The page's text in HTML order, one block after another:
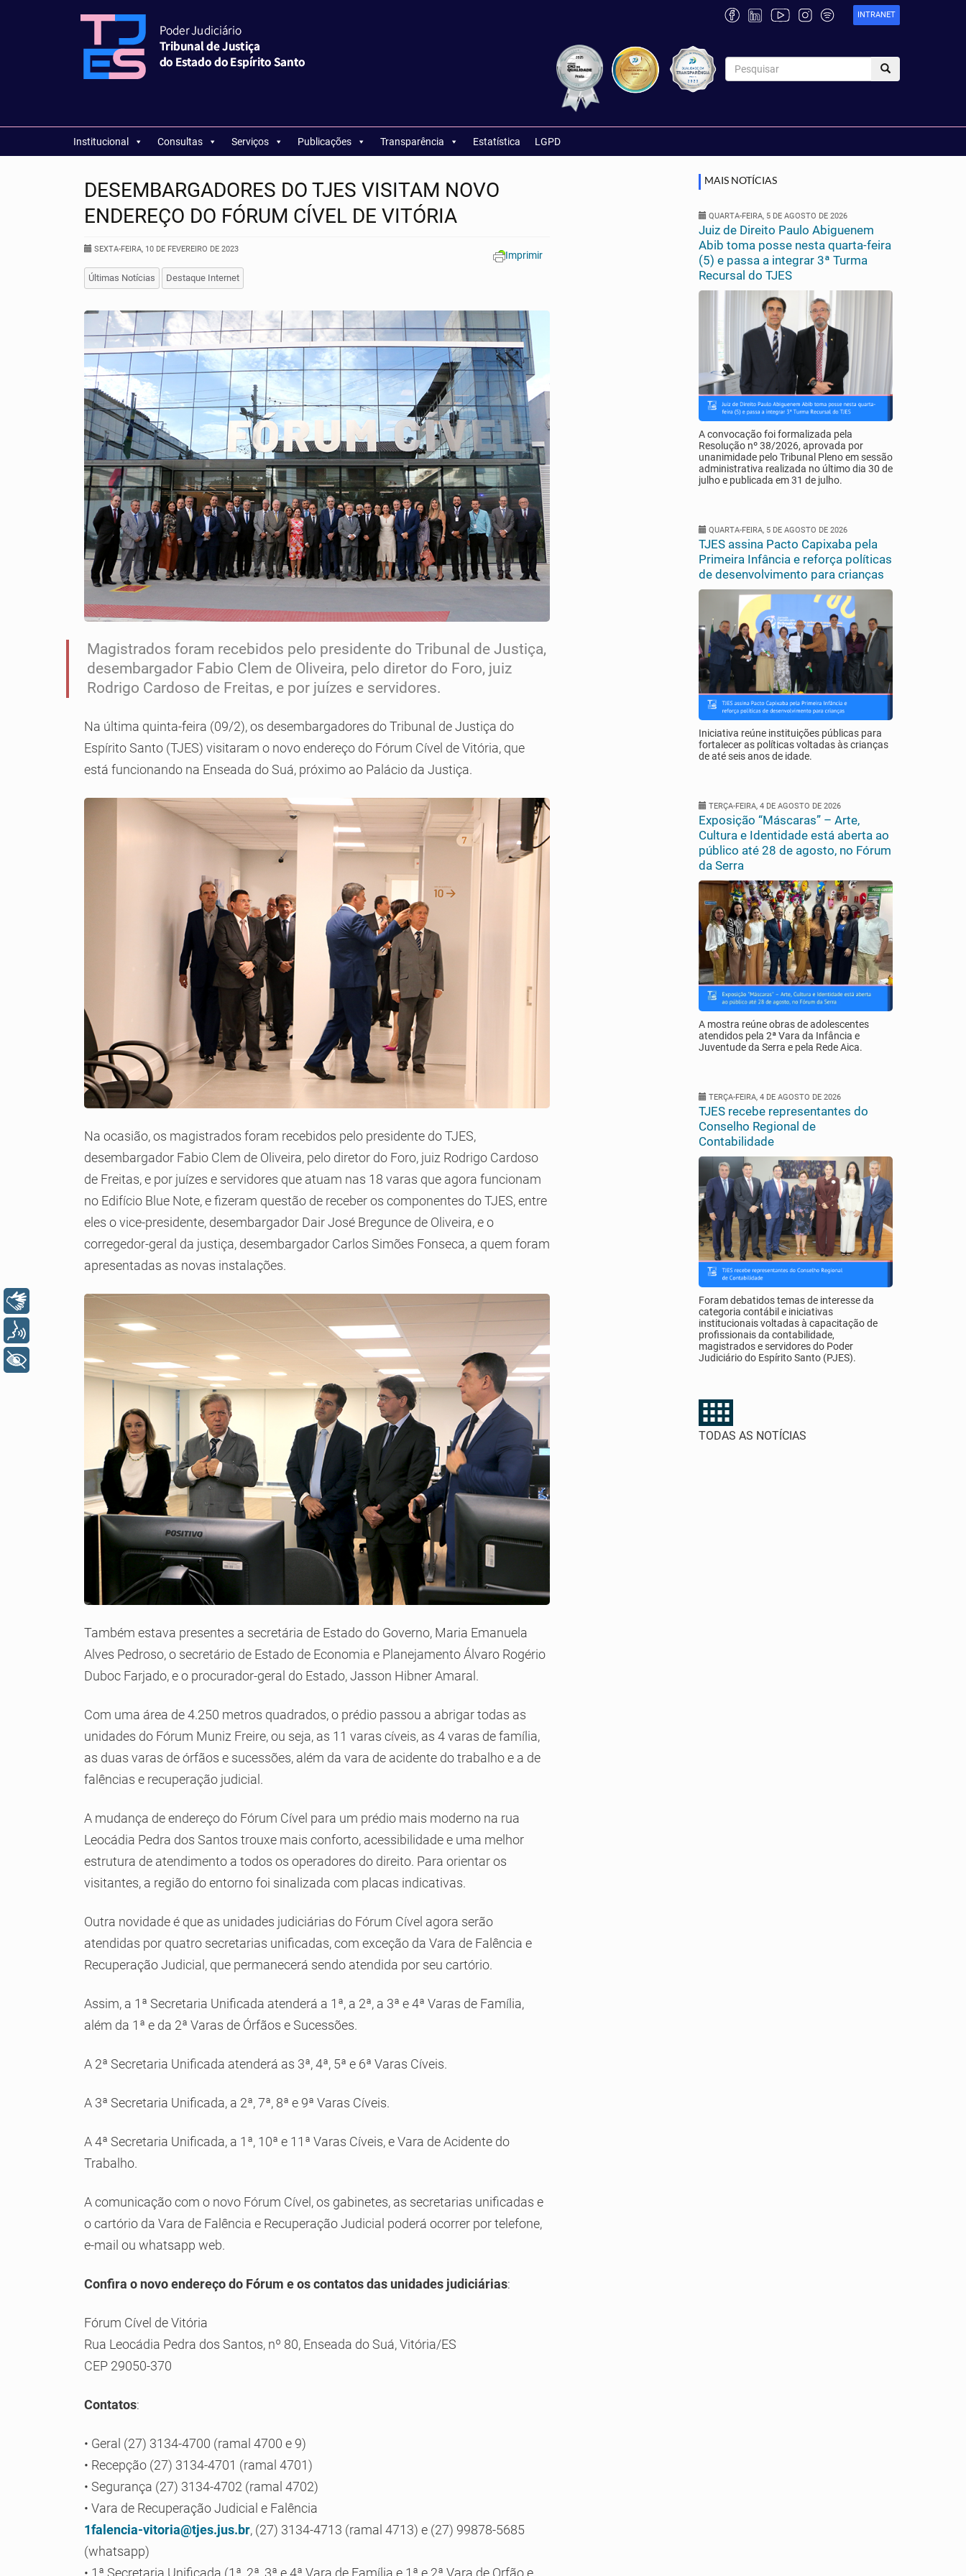
INTRANET
Institucional Consultas Serviços Publicações Transparência Estatística LGPD
DESEMBARGADORES DO TJES VISITAM NOVO
ENDEREÇO DO FÓRUM CÍVEL DE VITÓRIA
Imprimir
SEXTA-FEIRA, 10 DE FEVEREIRO DE 2023
Últimas Notícias Destaque Internet
Magistrados foram recebidos pelo presidente do Tribunal de Justiça,
desembargador Fabio Clem de Oliveira, pelo diretor do Foro, juiz
Rodrigo Cardoso de Freitas, e por juízes e servidores.
Na última quinta-feira (09/2), os desembargadores do Tribunal de Justiça do
Espírito Santo (TJES) visitaram o novo endereço do Fórum Cível de Vitória, que
está funcionando na Enseada do Suá, próximo ao Palácio da Justiça.
Na ocasião, os magistrados foram recebidos pelo presidente do TJES,
desembargador Fabio Clem de Oliveira, pelo diretor do Foro, juiz Rodrigo Cardoso
de Freitas, e por juízes e servidores que atuam nas 18 varas que agora funcionam
no Edifício Blue Note, e fizeram questão de receber os componentes do TJES, entre
eles o vice-presidente, desembargador Dair José Bregunce de Oliveira, e o
corregedor-geral da justiça, desembargador Carlos Simões Fonseca, a quem foram
apresentadas as novas instalações.
Também estava presentes a secretária de Estado do Governo, Maria Emanuela
Alves Pedroso, o secretário de Estado de Economia e Planejamento Álvaro Rogério
Duboc Farjado, e o procurador-geral do Estado, Jasson Hibner Amaral.
Com uma área de 4.250 metros quadrados, o prédio passou a abrigar todas as
unidades do Fórum Muniz Freire, ou seja, as 11 varas cíveis, as 4 varas de família,
as duas varas de órfãos e sucessões, além da vara de acidente do trabalho e a de
falências e recuperação judicial.
A mudança de endereço do Fórum Cível para um prédio mais moderno na rua
Leocádia Pedra dos Santos trouxe mais conforto, acessibilidade e uma melhor
estrutura de atendimento a todos os operadores do direito. Para orientar os
visitantes, a região do entorno foi sinalizada com placas indicativas.
Outra novidade é que as unidades judiciárias do Fórum Cível agora serão
atendidas por quatro secretarias unificadas, com exceção da Vara de Falência e
Recuperação Judicial, que permanecerá sendo atendida por seu cartório.
Assim, a 1ª Secretaria Unificada atenderá a 1ª, a 2ª, a 3ª e 4ª Varas de Família,
além da 1ª e da 2ª Varas de Órfãos e Sucessões.
A 2ª Secretaria Unificada atenderá as 3ª, 4ª, 5ª e 6ª Varas Cíveis.
A 3ª Secretaria Unificada, a 2ª, 7ª, 8ª e 9ª Varas Cíveis.
A 4ª Secretaria Unificada, a 1ª, 10ª e 11ª Varas Cíveis, e Vara de Acidente do
Trabalho.
A comunicação com o novo Fórum Cível, os gabinetes, as secretarias unificadas e
o cartório da Vara de Falência e Recuperação Judicial poderá ocorrer por telefone,
e-mail ou whatsapp web.
Confira o novo endereço do Fórum e os contatos das unidades judiciárias:
Fórum Cível de Vitória
Rua Leocádia Pedra dos Santos, nº 80, Enseada do Suá, Vitória/ES
CEP 29050-370
Contatos:
• Geral (27) 3134-4700 (ramal 4700 e 9)
• Recepção (27) 3134-4701 (ramal 4701)
• Segurança (27) 3134-4702 (ramal 4702)
• Vara de Recuperação Judicial e Falência
1falencia-vitoria@tjes.jus.br, (27) 3134-4713 (ramal 4713) e (27) 99878-5685
(whatsapp)
• 1ª Secretaria Unificada (1ª, 2ª, 3ª e 4ª Vara de Família e 1ª e 2ª Vara de Orfão e
MAIS NOTÍCIAS
QUARTA-FEIRA, 5 DE AGOSTO DE 2026
Juiz de Direito Paulo Abiguenem
Abib toma posse nesta quarta-feira
(5) e passa a integrar 3ª Turma
Recursal do TJES
A convocação foi formalizada pela
Resolução nº 38/2026, aprovada por
unanimidade pelo Tribunal Pleno em sessão
administrativa realizada no último dia 30 de
julho e publicada em 31 de julho.
QUARTA-FEIRA, 5 DE AGOSTO DE 2026
TJES assina Pacto Capixaba pela
Primeira Infância e reforça políticas
de desenvolvimento para crianças
Iniciativa reúne instituições públicas para
fortalecer as políticas voltadas às crianças
de até seis anos de idade.
TERÇA-FEIRA, 4 DE AGOSTO DE 2026
Exposição “Máscaras” – Arte,
Cultura e Identidade está aberta ao
público até 28 de agosto, no Fórum
da Serra
A mostra reúne obras de adolescentes
atendidos pela 2ª Vara da Infância e
Juventude da Serra e pela Rede Aica.
TERÇA-FEIRA, 4 DE AGOSTO DE 2026
TJES recebe representantes do
Conselho Regional de
Contabilidade
Foram debatidos temas de interesse da
categoria contábil e iniciativas
institucionais voltadas à capacitação de
profissionais da contabilidade,
magistrados e servidores do Poder
Judiciário do Espírito Santo (PJES).
TODAS AS NOTÍCIAS
+ Acessibilidade